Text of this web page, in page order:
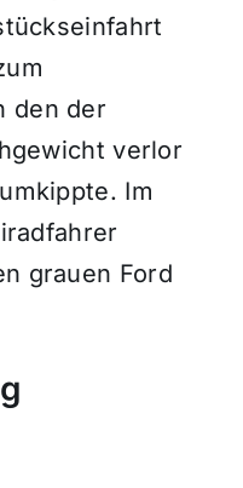
den der
verlor
Im
grauen Ford